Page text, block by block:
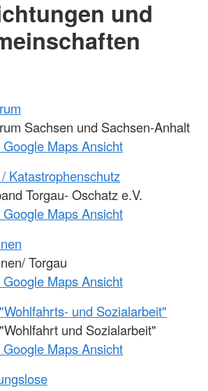
und
Sachsen und Sachsen-Anhalt
Maps Ansicht
Katastrophenschutz
Torgau- Oschatz e.V.
Maps Ansicht
Torgau
Maps Ansicht
und Sozialarbeit"
und Sozialarbeit"
Maps Ansicht